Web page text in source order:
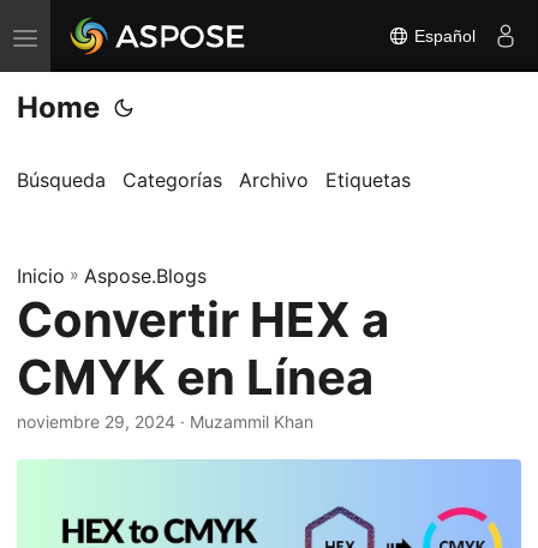
A
l
t
r
r
n
a
v
Español
Home
Búsqueda Categorías Archivo Etiquetas
Inicio » Aspose.Blogs
Convertir HEX a
CMYK en Línea
noviembre 29, 2024 · Muzammil Khan